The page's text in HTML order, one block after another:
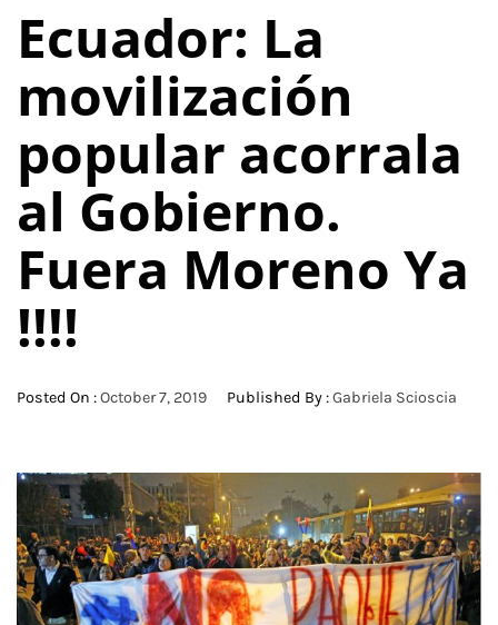
Ecuador: La
movilización
popular acorrala
al Gobierno.
Fuera Moreno Ya
!!!!
Posted On :October 7, 2019 Published By :Gabriela Scioscia